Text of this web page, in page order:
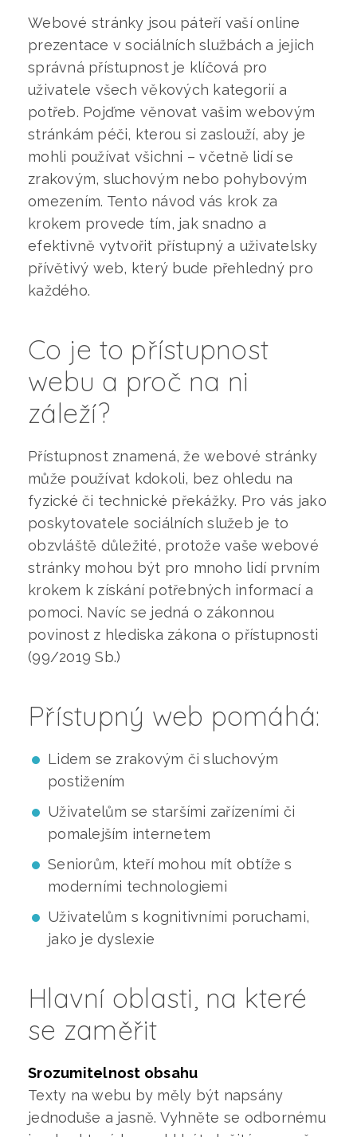
Webové stránky jsou páteří vaší online
prezentace v sociálních službách a jejich
správná přístupnost je klíčová pro
uživatele všech věkových kategorií a
potřeb. Pojďme věnovat vašim webovým
stránkám péči, kterou si zaslouží, aby je
mohli používat všichni – včetně lidí se
zrakovým, sluchovým nebo pohybovým
omezením. Tento návod vás krok za
krokem provede tím, jak snadno a
efektivně vytvořit přístupný a uživatelsky
přívětivý web, který bude přehledný pro
každého.
Co je to přístupnost
webu a proč na ni
záleží?
Přístupnost znamená, že webové stránky
může používat kdokoli, bez ohledu na
fyzické či technické překážky. Pro vás jako
poskytovatele sociálních služeb je to
obzvláště důležité, protože vaše webové
stránky mohou být pro mnoho lidí prvním
krokem k získání potřebných informací a
pomoci. Navíc se jedná o zákonnou
povinost z hlediska zákona o přístupnosti
(99/2019 Sb.)
Přístupný web pomáhá:
Lidem se zrakovým či sluchovým
postižením
Uživatelům se staršími zařízeními či
pomalejším internetem
Seniorům, kteří mohou mít obtíže s
moderními technologiemi
Uživatelům s kognitivními poruchami,
jako je dyslexie
Hlavní oblasti, na které
se zaměřit
Srozumitelnost obsahu
Texty na webu by měly být napsány
jednoduše a jasně. Vyhněte se odbornému